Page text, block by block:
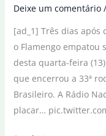
Deixe um comentário /
[ad_1] Três dias
o Flamengo empatou
desta quarta-feira
que encerrou a 33ª
Brasileiro. A Rádio
placar…